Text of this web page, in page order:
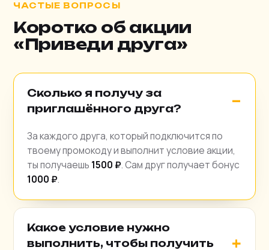
ЧАСТЫЕ ВОПРОСЫ
Коротко об акции
«Приведи друга»
Сколько я получу за
приглашённого друга?
За каждого друга, который подключится по
твоему промокоду и выполнит условие акции,
ты получаешь 1500 ₽. Сам друг получает бонус
1000 ₽.
Какое условие нужно
выполнить, чтобы получить